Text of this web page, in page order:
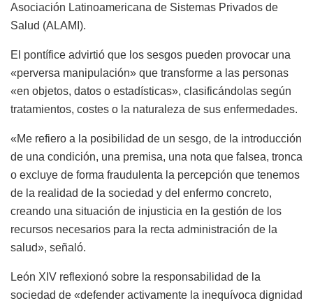
Asociación Latinoamericana de Sistemas Privados de
Salud (ALAMI).
El pontífice advirtió que los sesgos pueden provocar una
«perversa manipulación» que transforme a las personas
«en objetos, datos o estadísticas», clasificándolas según
tratamientos, costes o la naturaleza de sus enfermedades.
«Me refiero a la posibilidad de un sesgo, de la introducción
de una condición, una premisa, una nota que falsea, tronca
o excluye de forma fraudulenta la percepción que tenemos
de la realidad de la sociedad y del enfermo concreto,
creando una situación de injusticia en la gestión de los
recursos necesarios para la recta administración de la
salud», señaló.
León XIV reflexionó sobre la responsabilidad de la
sociedad de «defender activamente la inequívoca dignidad